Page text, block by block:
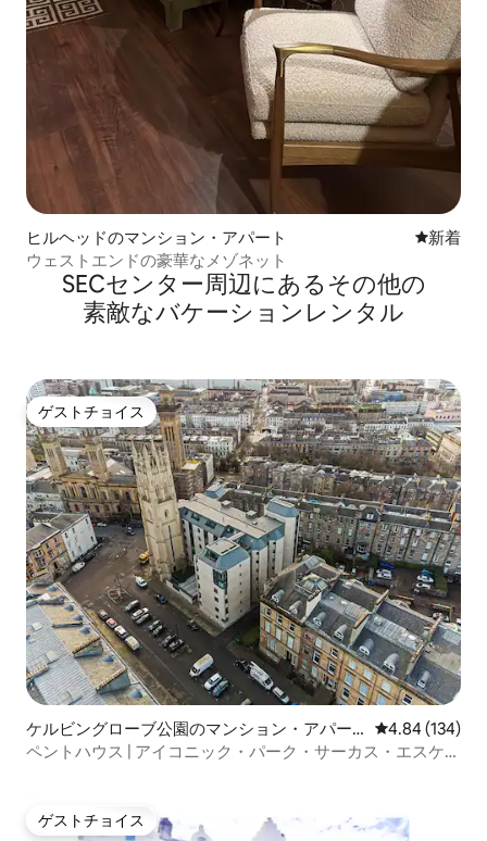
ヒルヘッドのマンション・アパート 新しい宿
新着
ウェストエンドの豪華なメゾネット
SECセンター⁠周⁠辺⁠に⁠あ⁠るそ⁠の⁠他⁠の
素⁠敵⁠なバ⁠ケ⁠ー⁠シ⁠ョ⁠ン⁠レ⁠ン⁠タ⁠ル
ゲストチョイス
ゲストチョイス
ケルビングローブ公園のマンション・アパー
ト
レビュー134
4.84 (134)
ペントハウス | アイコニック・パーク・サーカス・エスケー
ゲストチョイス
ゲストチョイス